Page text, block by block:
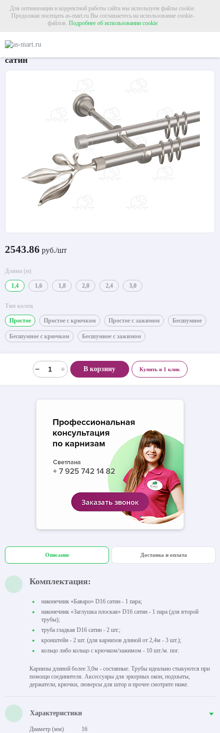
Для оптимизации и корректной работы сайта мы используем файлы cookie.
Продолжая посещать as-mart.ru Вы соглашаетесь на использование cookie-
файлов. Подробнее об использовании cookie
Карниз для штор двухрядный «Баваро» Ø16Г/16Г
сатин
2543.86 руб./шт
Длина (м)
1,4 1,6 1,8 2,0 2,4 3,0
Тип колец
Простое Простое с крючком Простое с зажимом Бесшумное
Бесшумное с крючком Бесшумное с зажимом
В корзину Купить в 1 клик
Описание Доставка и оплата
Комплектация:
наконечник «Баваро» D16 сатин - 1 пара;
наконечник «Заглушка плоская» D16 сатин - 1 пара (для второй
трубы);
труба гладкая D16 сатин - 2 шт.;
кронштейн - 2 шт. (для карнизов длиной от 2,4м - 3 шт.);
кольцо либо кольцо с крючком/зажимом - 10 шт./м. пог.
Карнизы длиной более 3,0м - составные. Трубы идеально стыкуются при
помощи соединителя. Аксессуары для эркерных окон, подхваты,
держатели, крючки, люверсы для штор и прочее смотрите ниже.
Характеристики
Диаметр (мм) 16